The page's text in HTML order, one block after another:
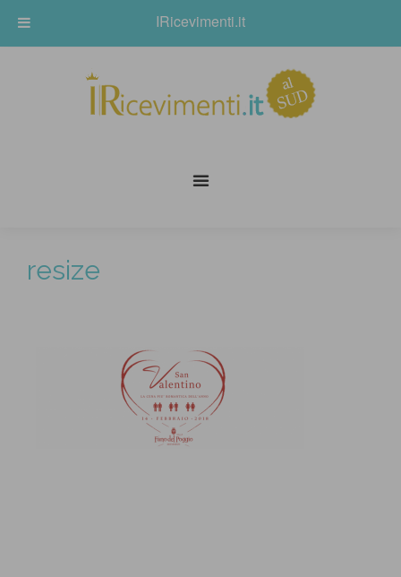
resize
IRicevimenti.it